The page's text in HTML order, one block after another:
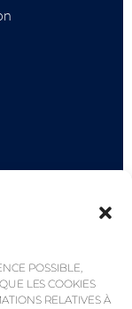
POSSIBLE,
LES COOKIES
RELATIVES À